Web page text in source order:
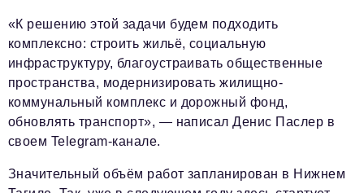
«К решению этой задачи будем подходить
комплексно: строить жильё, социальную
инфраструктуру, благоустраивать общественные
пространства, модернизировать жилищно-
коммунальный комплекс и дорожный фонд,
обновлять транспорт», — написал Денис Паслер в
своем Telegram-канале.
Значительный объём работ запланирован в Нижнем